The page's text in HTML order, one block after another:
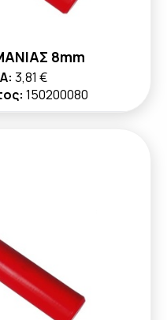
8mm
3,81 €
150200080